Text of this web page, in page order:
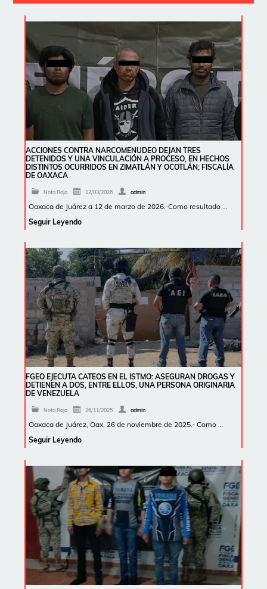
ACCIONES CONTRA NARCOMENUDEO DEJAN TRES
DETENIDOS Y UNA VINCULACIÓN A PROCESO, EN HECHOS
DISTINTOS OCURRIDOS EN ZIMATLÁN Y OCOTLÁN; FISCALÍA
DE OAXACA
Nota Roja 12/03/2026 admin
Oaxaca de Juárez a 12 de marzo de 2026.-Como resultado …
Seguir Leyendo
FGEO EJECUTA CATEOS EN EL ISTMO: ASEGURAN DROGAS Y
DETIENEN A DOS, ENTRE ELLOS, UNA PERSONA ORIGINARIA
DE VENEZUELA
Nota Roja 26/11/2025 admin
Oaxaca de Juárez, Oax. 26 de noviembre de 2025.- Como …
Seguir Leyendo